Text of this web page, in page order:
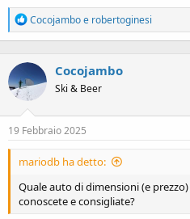
R
e
a
i
o
n
:
Cocojamboe robertoginesi
Cocojambo
Ski & Beer
19 Febbraio 2025
mariodb ha detto:
Quale auto di dimensioni (e
conoscete e consigliate?